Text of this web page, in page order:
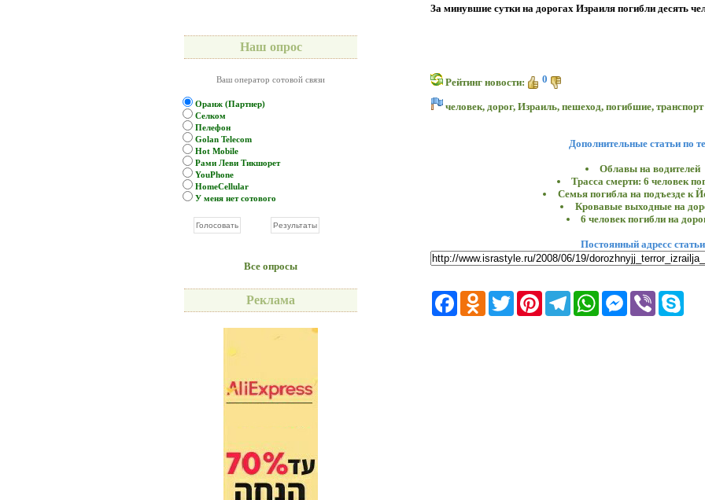
Наш опрос
Ваш оператор сотовой связи
Оранж (Партнер)
Селком
Пелефон
Golan Telecom
Hot Mobile
Рами Леви Тикшорет
YouPhone
HomeCellular
У меня нет сотового
Все опросы
Реклама
За минувшие сутки на дорогах Израиля погибли десять
Рейтинг новости: 0
человек, дорог, Израиль, пешеход, погибшие, транспорт
Дополнительные статьи по
Облавы на водителей
Трасса смерти: 6 человек
Семья погибла на подъезде к
Кровавые выходные на
6 человек погибли на
Постоянный адресс статьи
FacebookOdnoklassniki
TwitterPinterestTelegramWhatsAppMessenger
Viber Skype